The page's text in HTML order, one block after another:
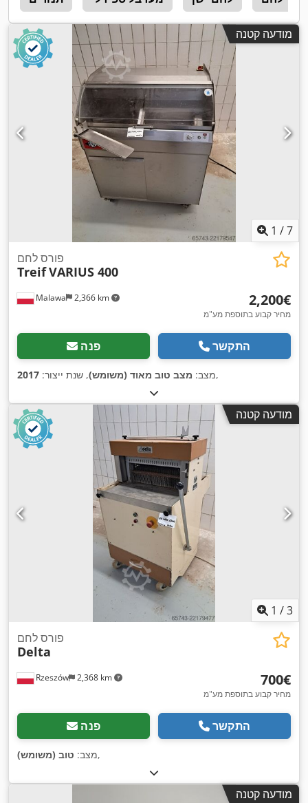
מודעה קטנה
1 /7
Malawa 2,366 km
פורס לחם
TreifVARIUS 400
‏2,200 ‏€
מחיר קבוע בתוספת מע"מ
פנה התקשר
מצב: מצב טוב מאוד (משומש), שנת ייצור: 2017 ,
מודעה קטנה
1 /3
Rzeszów 2,368 km
פורס לחם
Delta
‏700 ‏€
מחיר קבוע בתוספת מע"מ
פנה התקשר
מצב: טוב (משומש) ,
מודעה קטנה